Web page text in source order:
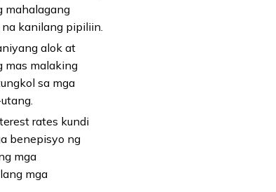
mahalagang
kanilang pipiliin.
alok at
mas malaking
sa mga
rates kundi
benepisyo ng
mga
mga